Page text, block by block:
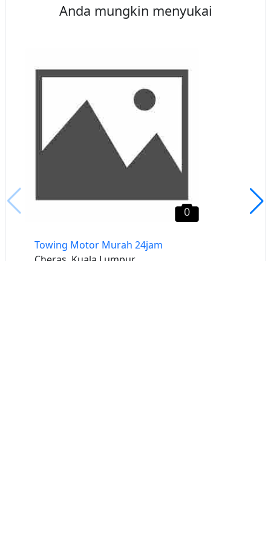
Anda mungkin menyukai
0
Towing Motor Murah 24jam
Cheras, Kuala Lumpur